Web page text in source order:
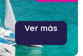
Ver más